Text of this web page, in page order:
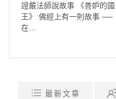
證嚴法師說故事 《善妒的國
王》 佛經上有一則故事 ──
在…
最新文章